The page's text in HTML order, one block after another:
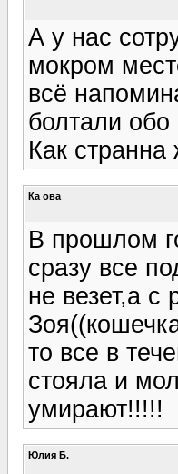
А у нас
мокром
всё
болтали
Как
Ка ова
В прошлом
сразу все
не везет,а с
то все в
стояла и
умирают!!!!!
Юлия Б.